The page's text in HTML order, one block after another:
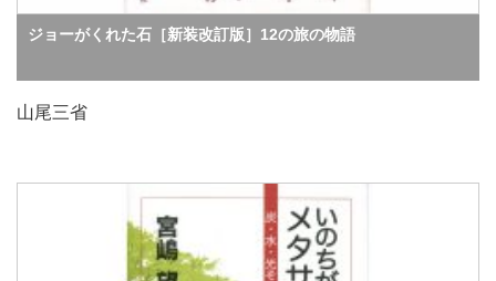
ジョーがくれた石［新装改訂版］12の旅の物語
山尾三省